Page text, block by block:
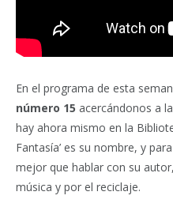
En el programa de esta
número 15 acercándonos a
hay ahora mismo en la
Fantasía’ es su nombre, y
mejor que hablar con su
música y por el reciclaje.